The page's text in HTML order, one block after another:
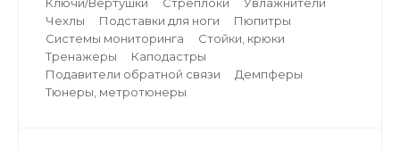
Чехлы
Подставки для ноги
Пюпитры
Системы мониторинга
Стойки, крюки
Тренажеры
Каподастры
Подавители обратной связи
Демпферы
Тюнеры, метротюнеры